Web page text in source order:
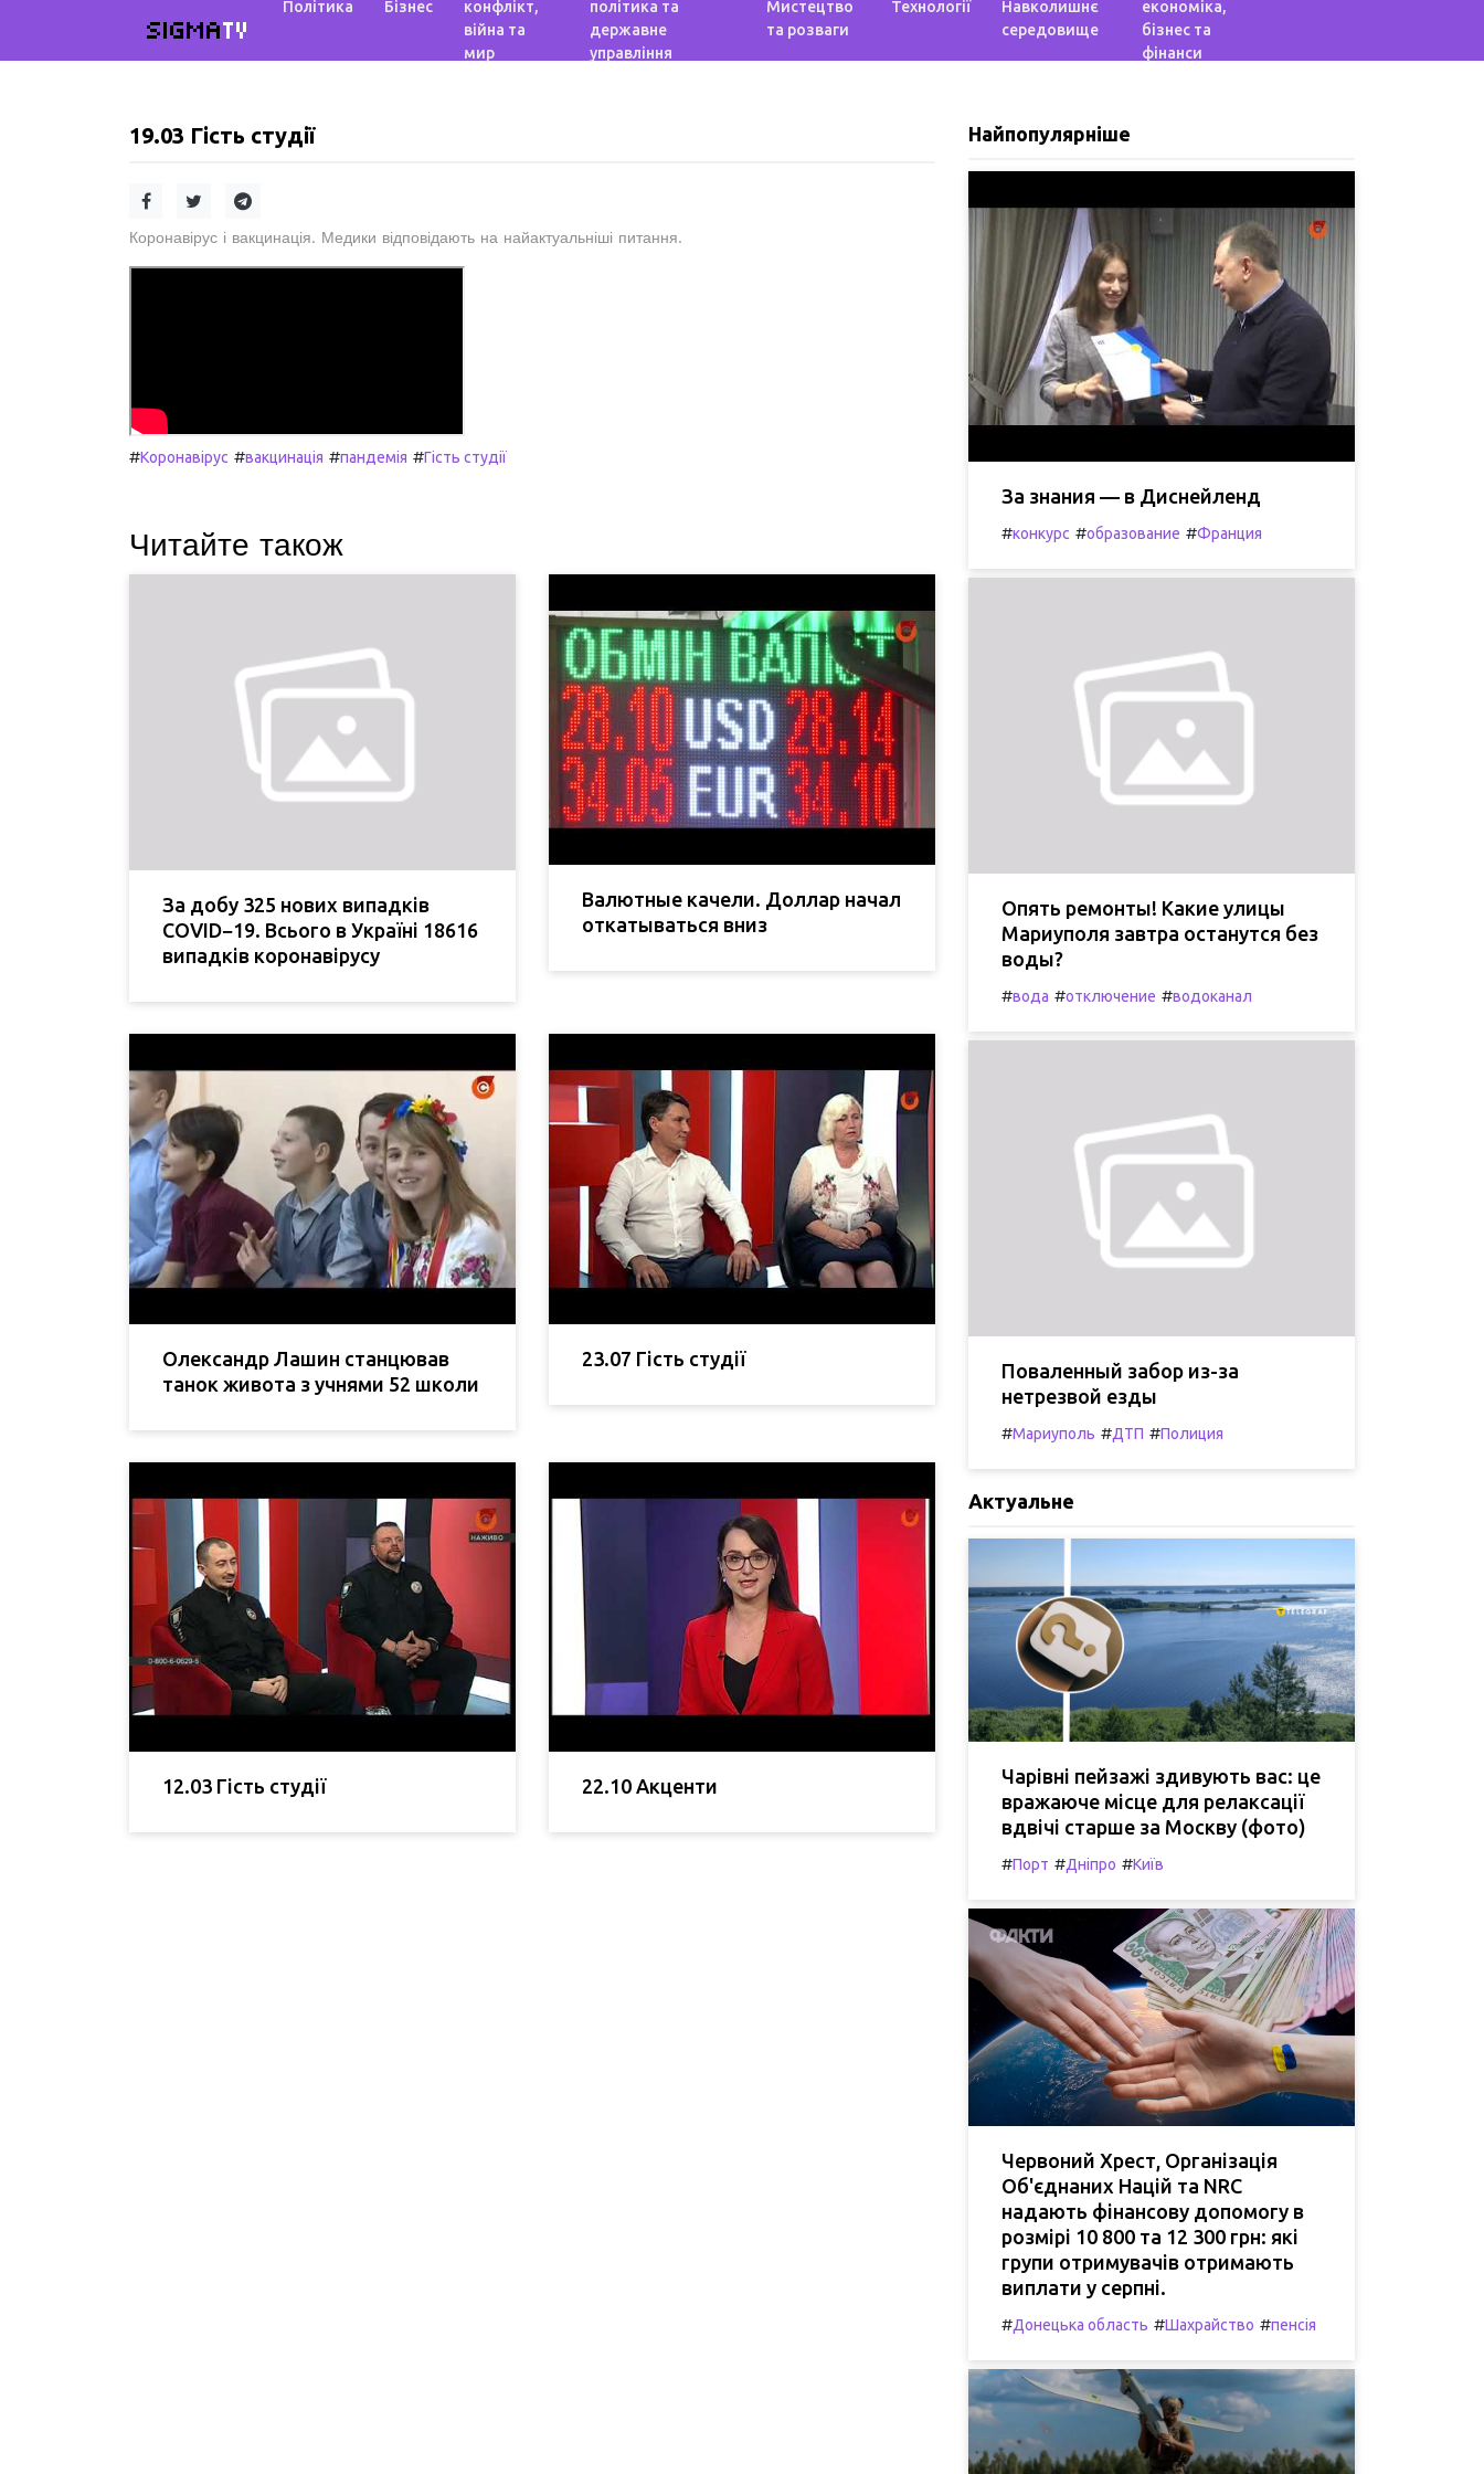
SIGMATV
Політика Бізнес
конфлікт,
війна та
мир
політика та
державне
управління
Мистецтво
та розваги
Технології
Навколишнє
середовище
економіка,
бізнес та
фінанси
19.03 Гість студії
Коронавірус і вакцинація. Медики відповідають на найактуальніші питання.
#Коронавірус #вакцинація #пандемія #Гість студії
Читайте також
За добу 325 нових випадків
COVID−19. Всього в Україні 18616
випадків коронавірусу
Валютные качели. Доллар начал
откатываться вниз
Олександр Лашин станцював
танок живота з учнями 52 школи
23.07 Гість студії
12.03 Гість студії 22.10 Акценти
Найпопулярніше
За знания — в Диснейленд
#конкурс #образование #Франция
Опять ремонты! Какие улицы
Мариуполя завтра останутся без
воды?
#вода #отключение #водоканал
Поваленный забор из-за
нетрезвой езды
#Мариуполь #ДТП #Полиция
Актуальне
Чарівні пейзажі здивують вас: це
вражаюче місце для релаксації
вдвічі старше за Москву (фото)
#Порт #Дніпро #Київ
Червоний Хрест, Організація
Об'єднаних Націй та NRC
надають фінансову допомогу в
розмірі 10 800 та 12 300 грн: які
групи отримувачів отримають
виплати у серпні.
#Донецька область #Шахрайство #пенсія